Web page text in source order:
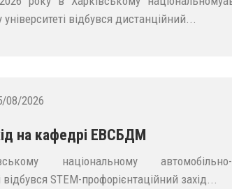
відбувся дистанційний...
08/2026
на кафедрі ЕВСБДМ
національному автомобільно-
відбувся STEM-профорієнтаційний захід...